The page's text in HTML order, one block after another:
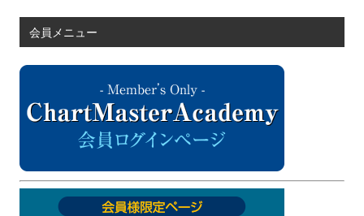
会員メニュー